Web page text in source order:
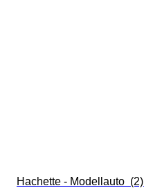
Hachette - Modellauto  (2)